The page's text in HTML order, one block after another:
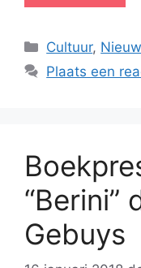
Categorieën
Cultuur,
Plaats een
“Berini”
Gebuys